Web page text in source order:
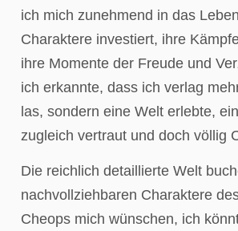
ich mich zunehmend in das
Charaktere investiert, ihre
ihre Momente der Freude und
ich erkannte, dass ich verlag
las, sondern eine Welt erlebte,
zugleich vertraut und doch völlig
Die reichlich detaillierte Welt
nachvollziehbaren Charaktere
Cheops mich wünschen, ich